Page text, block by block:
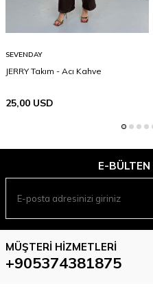
SEVENDAY
JERRY Takım - Acı Kahve
25,00 USD
E-
MÜŞTERI HIZMETLERI
+905374381875